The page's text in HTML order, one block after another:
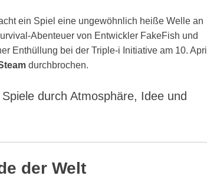
ein Spiel eine ungewöhnlich heiße Welle an
Abenteuer von Entwickler FakeFish und
Enthüllung bei der Triple-i Initiative am 10. April
durchbrochen.
durch Atmosphäre, Idee und
der Welt